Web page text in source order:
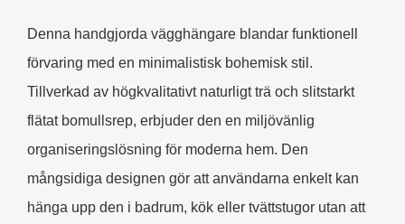
Denna handgjorda vägghängare blandar funktionell
förvaring med en minimalistisk bohemisk stil.
Tillverkad av högkvalitativt naturligt trä och slitstarkt
flätat bomullsrep, erbjuder den en miljövänlig
organiseringslösning för moderna hem. Den
mångsidiga designen gör att användarna enkelt kan
hänga upp den i badrum, kök eller tvättstugor utan att